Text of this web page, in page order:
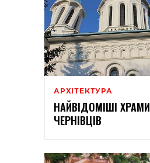
АРХІТЕКТУРА
НАЙВІДОМІШІ ХРАМИ
ЧЕРНІВЦІВ